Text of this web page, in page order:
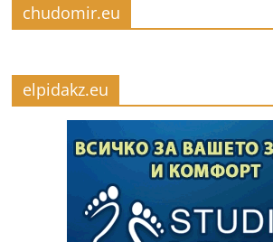
chudomir.eu
elpidakz.eu